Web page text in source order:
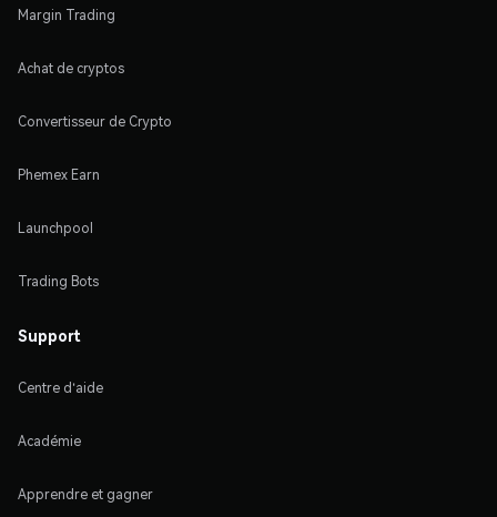
Margin Trading
Achat de cryptos
Convertisseur de Crypto
Phemex Earn
Launchpool
Trading Bots
Support
Centre d'aide
Académie
Apprendre et gagner